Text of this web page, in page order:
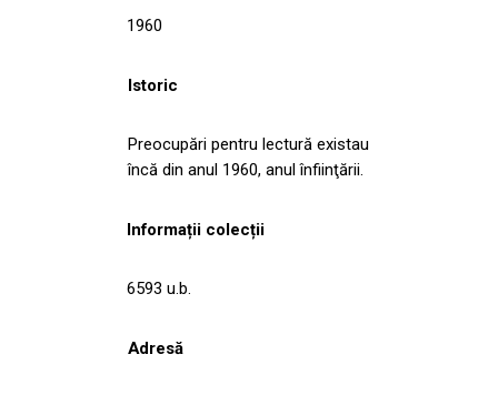
1960
Istoric
Preocupări pentru lectură existau
încă din anul 1960, anul înfiinţării.
Informații colecții
6593 u.b.
Adresă